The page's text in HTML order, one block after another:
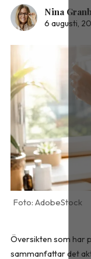
Nina
6 augusti,
AdobeStock
Översikten som har
sammanfattar det